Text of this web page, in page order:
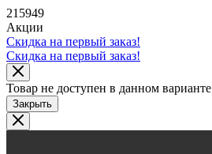
215949
Акции
Скидка на первый заказ!
Скидка на первый заказ!
Товар не доступен в данном варианте
Закрыть